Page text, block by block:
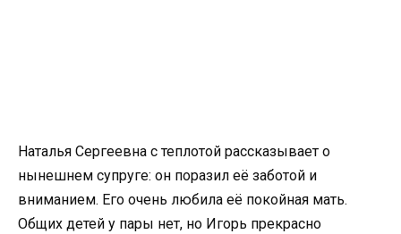
Наталья Сергеевна с теплотой рассказывает о
нынешнем супруге: он поразил её заботой и
вниманием. Его очень любила её покойная мать.
Общих детей у пары нет, но Игорь прекрасно